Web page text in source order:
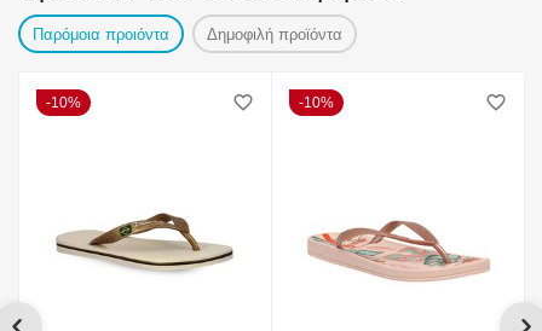
Παρόμοια προιόντα Δημοφιλή προϊόντα
10% 10%